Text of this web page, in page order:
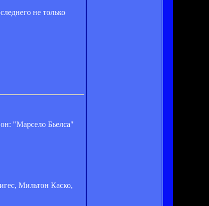
не только
"Марсело Бьелса"
Мильтон Каско,